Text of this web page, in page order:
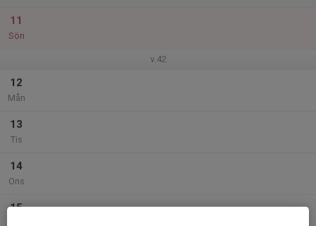
11
Sön
v.42
12
Mån
13
Tis
14
Ons
15